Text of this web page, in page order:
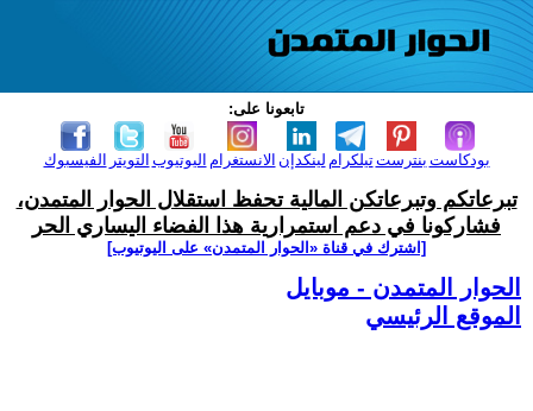
تابعونا على:
الفيسبوك التويتر اليوتيوب الانستغرام لينكدإن تيلكرامبنترست بودكاست
تبرعاتكم وتبرعاتكن المالية تحفظ استقلال الحوار المتمدن،
فشاركونا في دعم استمرارية هذا الفضاء اليساري الحر
[اشترك في قناة ‫«الحوار المتمدن» على اليوتيوب]
الحوار المتمدن - موبايل
الموقع الرئيسي